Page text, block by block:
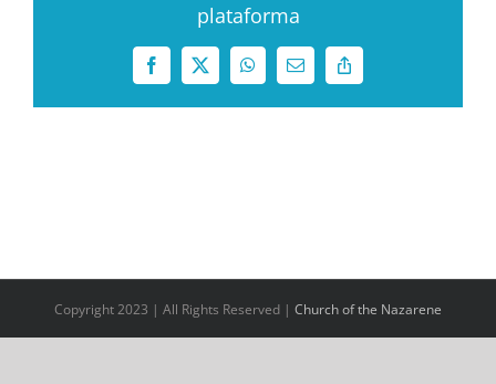
plataforma
Facebook
X WhatsAppCorreo
electrónico
Copy
Link
Copyright 2023 | All Rights Reserved | Church of the Nazarene